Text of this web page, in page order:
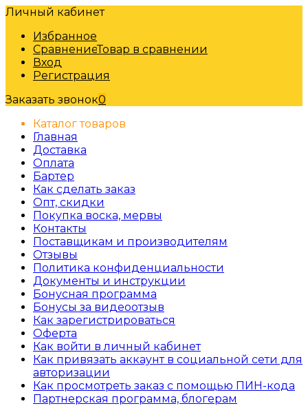
Личный кабинет
Избранное
СравнениеТовар в сравнении
Вход
Регистрация
Заказать звонок0
Каталог товаров
Главная
Доставка
Оплата
Бартер
Как сделать заказ
Опт, скидки
Покупка воска, мервы
Контакты
Поставщикам и производителям
Отзывы
Политика конфиденциальности
Документы и инструкции
Бонусная программа
Бонусы за видеоотзыв
Как зарегистрироваться
Оферта
Как войти в личный кабинет
Как привязать аккаунт в социальной сети для
авторизации
Как просмотреть заказ с помощью ПИН-кода
Партнерская программа, блогерам